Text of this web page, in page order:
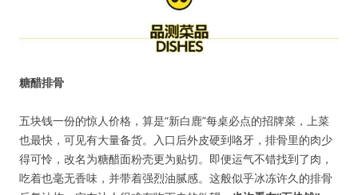
糖醋排骨
五块钱一份的惊人价格，算是“新白鹿”每桌必点的招牌菜，上菜
也最快，可见有大量备货。入口后外皮硬到咯牙，排骨里的肉少
得可怜，改名为糖醋面粉壳更为贴切。即便运气不错找到了肉，
吃着也毫无香味，并带着强烈油腻感。这般似乎冰冻许久的排骨